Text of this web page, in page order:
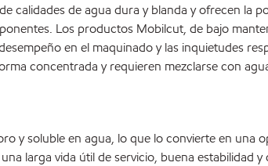
calidades de agua dura y blanda y ofrecen la
Los productos Mobilcut, de bajo
en el maquinado y las inquietudes
concentrada y requieren mezclarse con
y soluble en agua, lo que lo convierte en una
larga vida útil de servicio, buena estabilidad